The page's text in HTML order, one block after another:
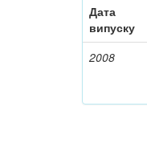
Дата
випуску
2008